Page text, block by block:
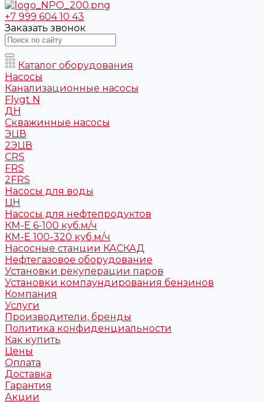
+7 999 604 10 43
Заказать звонок
Каталог оборудования
Насосы
Канализационные насосы
Flygt N
ДН
Скважинные насосы
ЭЦВ
2ЭЦВ
CRS
FRS
2FRS
Насосы для воды
ЦН
Насосы для нефтепродуктов
КМ-Е 6-100 куб.м/ч
КМ-Е 100-320 куб.м/ч
Насосные станции КАСКАД
Нефтегазовое оборудование
Установки рекуперации паров
Установки компаундирования бензинов
Компания
Услуги
Производители, бренды
Политика конфиденциальности
Как купить
Цены
Оплата
Доставка
Гарантия
Акции